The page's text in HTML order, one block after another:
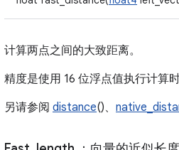
计算两点之间的大致距离。
精度是使用 16 位浮点值执行计算
另请参阅 distance()、